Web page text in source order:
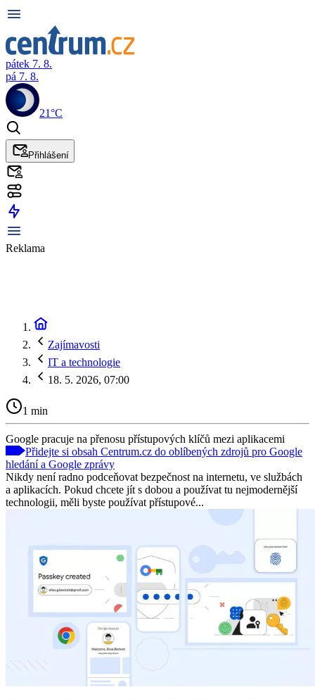
pátek 7. 8.
pá 7. 8.
21°C
Přihlášení
Reklama
Zajímavosti
IT a technologie
18. 5. 2026, 07:00
1 min
Google pracuje na přenosu přístupových klíčů mezi aplikacemi
Přidejte si obsah Centrum.cz do oblíbených zdrojů pro Google
hledání a Google zprávy
Nikdy není radno podceňovat bezpečnost na internetu, ve službách
a aplikacích. Pokud chcete jít s dobou a používat tu nejmodernější
technologii, měli byste používat přístupové...